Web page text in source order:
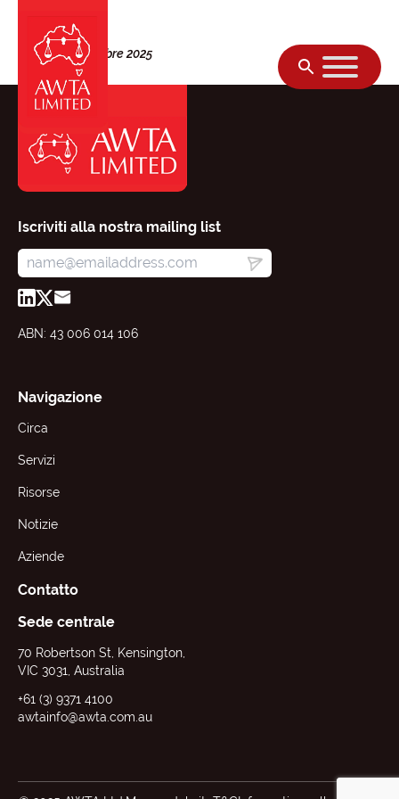
Vai al contenuto
Giovedì, 02 ottobre 2025
Iscriviti alla nostra mailing list
ABN: 43 006 014 106
Navigazione
Circa
Servizi
Risorse
Notizie
Aziende
Contatto
Sede centrale
70 Robertson St, Kensington,
VIC 3031, Australia
+61 (3) 9371 4100
awtainfo@awta.com.au